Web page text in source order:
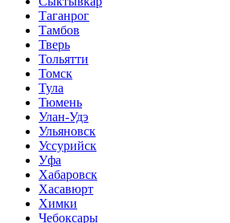
Таганрог
Тамбов
Тверь
Тольятти
Томск
Тула
Тюмень
Улан-Удэ
Ульяновск
Уссурийск
Уфа
Хабаровск
Хасавюрт
Химки
Чебоксары